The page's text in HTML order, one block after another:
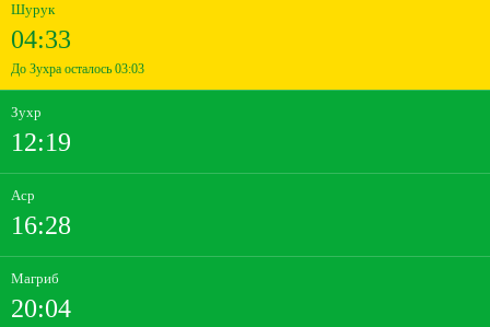
Шурук
04:33
До Зухра осталось 03:03
Зухр
12:19
Аср
16:28
Магриб
20:04